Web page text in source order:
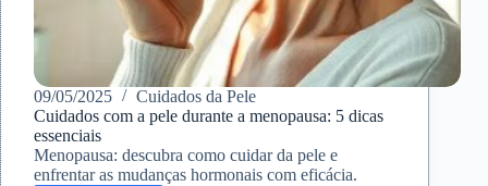
09/05/2025
Cuidados da Pele
Cuidados com a pele durante a menopausa: 5 dicas
essenciais
Menopausa: descubra como cuidar da pele e
enfrentar as mudanças hormonais com eficácia.